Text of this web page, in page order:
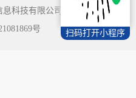
扫码打开小程序
科技有限公司
2022
号